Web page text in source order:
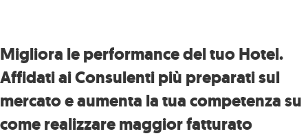
Migliora le performance del tuo Hotel.
Affidati ai Consulenti più preparati sul
mercato e aumenta la tua competenza su
come realizzare maggior fatturato